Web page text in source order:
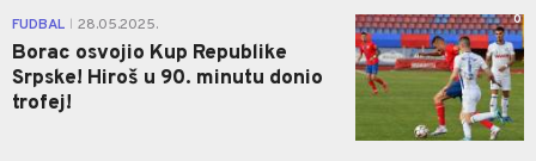
FUDBAL 28.05.2025.
Borac osvojio Kup Republike
Srpske! Hiroš u 90. minutu donio
trofej!
0